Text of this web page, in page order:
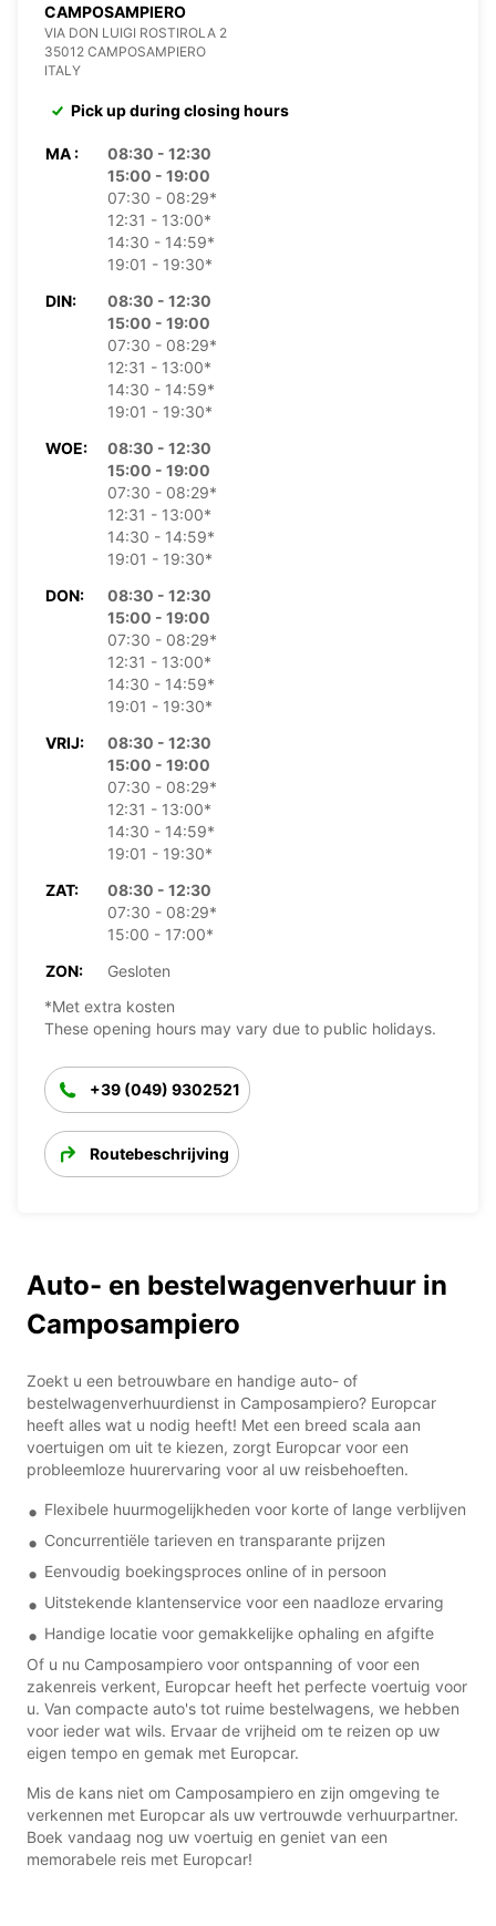
CAMPOSAMPIERO
VIA DON LUIGI ROSTIROLA 2
35012 CAMPOSAMPIERO
ITALY
Pick up during closing hours
MA :
08:30 - 12:30
15:00 - 19:00
07:30 - 08:29*
12:31 - 13:00*
14:30 - 14:59*
19:01 - 19:30*
DIN:
08:30 - 12:30
15:00 - 19:00
07:30 - 08:29*
12:31 - 13:00*
14:30 - 14:59*
19:01 - 19:30*
WOE:
08:30 - 12:30
15:00 - 19:00
07:30 - 08:29*
12:31 - 13:00*
14:30 - 14:59*
19:01 - 19:30*
DON:
08:30 - 12:30
15:00 - 19:00
07:30 - 08:29*
12:31 - 13:00*
14:30 - 14:59*
19:01 - 19:30*
VRIJ:
08:30 - 12:30
15:00 - 19:00
07:30 - 08:29*
12:31 - 13:00*
14:30 - 14:59*
19:01 - 19:30*
ZAT:
08:30 - 12:30
07:30 - 08:29*
15:00 - 17:00*
ZON:
Gesloten
*Met extra kosten
These opening hours may vary due to public holidays.
+39 (049) 9302521
Routebeschrijving
Auto- en bestelwagenverhuur in
Camposampiero
Zoekt u een betrouwbare en handige auto- of
bestelwagenverhuurdienst in Camposampiero? Europcar
heeft alles wat u nodig heeft! Met een breed scala aan
voertuigen om uit te kiezen, zorgt Europcar voor een
probleemloze huurervaring voor al uw reisbehoeften.
Flexibele huurmogelijkheden voor korte of lange verblijven
Concurrentiële tarieven en transparante prijzen
Eenvoudig boekingsproces online of in persoon
Uitstekende klantenservice voor een naadloze ervaring
Handige locatie voor gemakkelijke ophaling en afgifte
Of u nu Camposampiero voor ontspanning of voor een
zakenreis verkent, Europcar heeft het perfecte voertuig voor
u. Van compacte auto's tot ruime bestelwagens, we hebben
voor ieder wat wils. Ervaar de vrijheid om te reizen op uw
eigen tempo en gemak met Europcar.
Mis de kans niet om Camposampiero en zijn omgeving te
verkennen met Europcar als uw vertrouwde verhuurpartner.
Boek vandaag nog uw voertuig en geniet van een
memorabele reis met Europcar!